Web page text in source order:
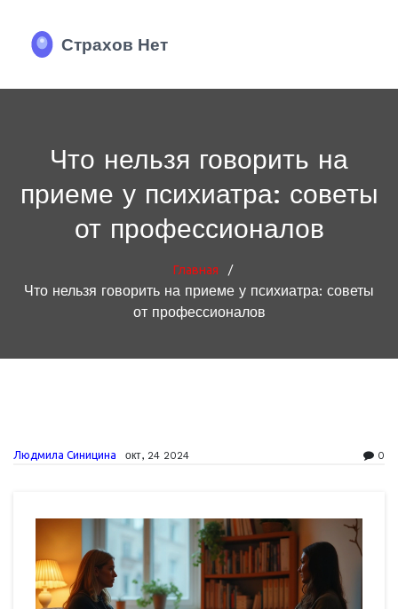
Что нельзя говорить на
приеме у психиатра: советы
от профессионалов
Главная
/
Что нельзя говорить на приеме у психиатра: советы
от профессионалов
Людмила Синицина окт, 24 2024 0